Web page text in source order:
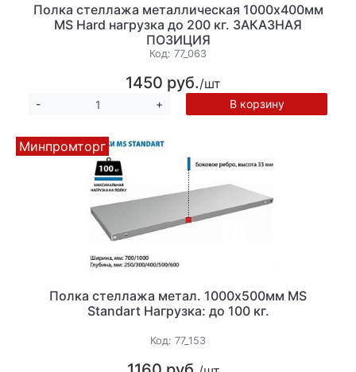
Полка стеллажа металлическая 1000х400мм
MS Hard нагрузка до 200 кг. ЗАКАЗНАЯ
ПОЗИЦИЯ
Код: 77_063
1450 руб./шт
- + В корзину
Минпромторг
Полка стеллажа метал. 1000х500мм MS
Standart Нагрузка: до 100 кг.
Код: 77_153